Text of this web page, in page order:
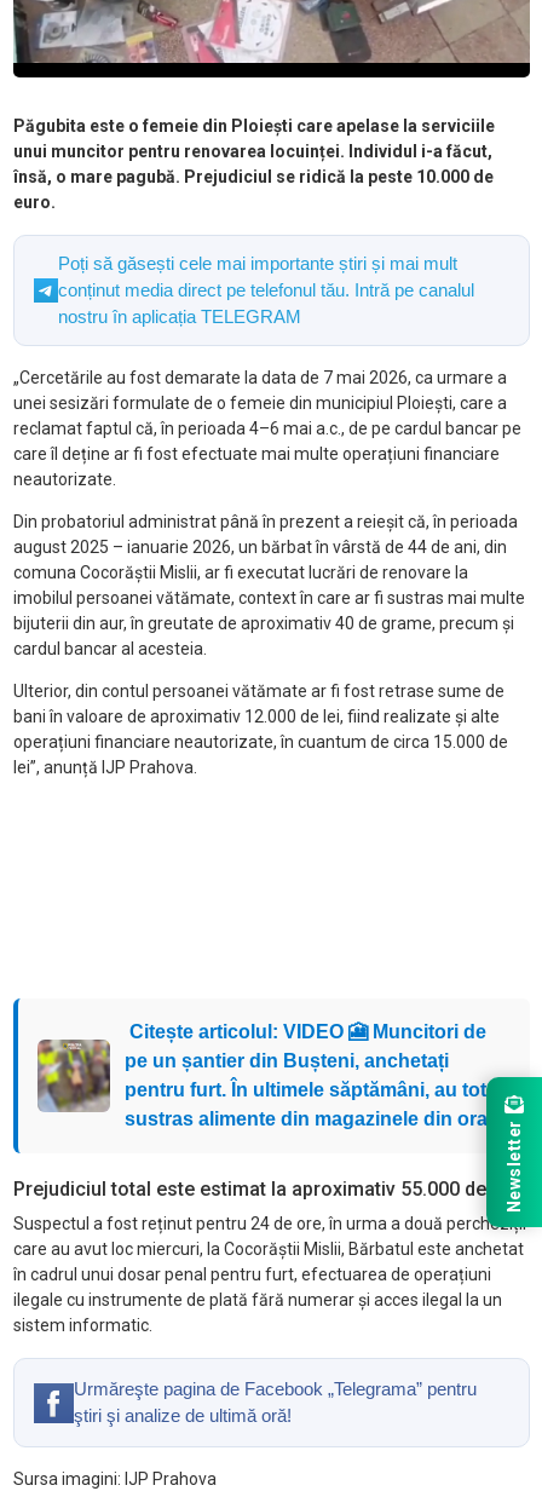
Păgubita este o femeie din Ploiești care apelase la serviciile
unui muncitor pentru renovarea locuinței. Individul i-a făcut,
însă, o mare pagubă. Prejudiciul se ridică la peste 10.000 de
euro.
Poți să găsești cele mai importante știri și mai mult
conținut media direct pe telefonul tău. Intră pe canalul
nostru în aplicația TELEGRAM
„Cercetările au fost demarate la data de 7 mai 2026, ca urmare a
unei sesizări formulate de o femeie din municipiul Ploiești, care a
reclamat faptul că, în perioada 4–6 mai a.c., de pe cardul bancar pe
care îl deține ar fi fost efectuate mai multe operațiuni financiare
neautorizate.
Din probatoriul administrat până în prezent a reieșit că, în perioada
august 2025 – ianuarie 2026, un bărbat în vârstă de 44 de ani, din
comuna Cocorăștii Mislii, ar fi executat lucrări de renovare la
imobilul persoanei vătămate, context în care ar fi sustras mai multe
bijuterii din aur, în greutate de aproximativ 40 de grame, precum și
cardul bancar al acesteia.
Ulterior, din contul persoanei vătămate ar fi fost retrase sume de
bani în valoare de aproximativ 12.000 de lei, fiind realizate și alte
operațiuni financiare neautorizate, în cuantum de circa 15.000 de
lei”, anunță IJP Prahova.
Citește articolul: VIDEO 🎦 Muncitori de
pe un șantier din Bușteni, anchetați
pentru furt. În ultimele săptămâni, au tot
sustras alimente din magazinele din oraș
Prejudiciul total este estimat la aproximativ 55.000 de lei.
Suspectul a fost reținut pentru 24 de ore, în urma a două percheziții
care au avut loc miercuri, la Cocorăștii Mislii, Bărbatul este anchetat
în cadrul unui dosar penal pentru furt, efectuarea de operațiuni
ilegale cu instrumente de plată fără numerar și acces ilegal la un
sistem informatic.
Urmăreşte pagina de Facebook „Telegrama” pentru
ştiri şi analize de ultimă oră!
Sursa imagini: IJP Prahova
Newsletter